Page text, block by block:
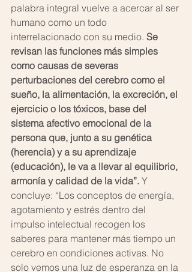
palabra integral vuelve a acercar al ser
humano como un todo
interrelacionado con su medio. Se
revisan las funciones más simples
como causas de severas
perturbaciones del cerebro como el
sueño, la alimentación, la excreción, el
ejercicio o los tóxicos, base del
sistema afectivo emocional de la
persona que, junto a su genética
(herencia) y a su aprendizaje
(educación), le va a llevar al equilibrio,
armonía y calidad de la vida”. Y
concluye: “Los conceptos de energía,
agotamiento y estrés dentro del
impulso intelectual recogen los
saberes para mantener más tiempo un
cerebro en condiciones activas. No
solo vemos una luz de esperanza en la